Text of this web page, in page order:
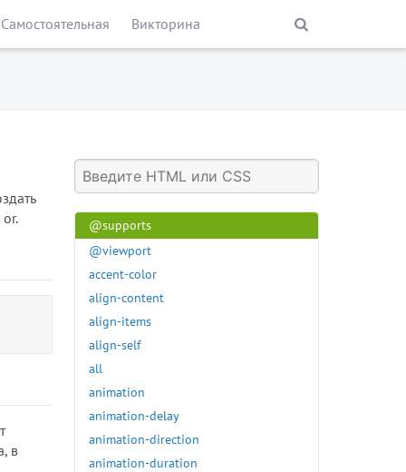
Самостоятельная Викторина
в
:volume-locked
@media
@page
@supports
@viewport
accent-color
align-content
align-items
align-self
all
animation
animation-delay
animation-direction
animation-duration